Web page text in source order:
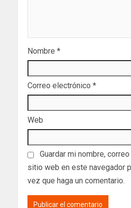
Nombre *
Correo electrónico *
Web
Guardar mi nombre,
sitio web en este navegador
vez que haga un comentario.